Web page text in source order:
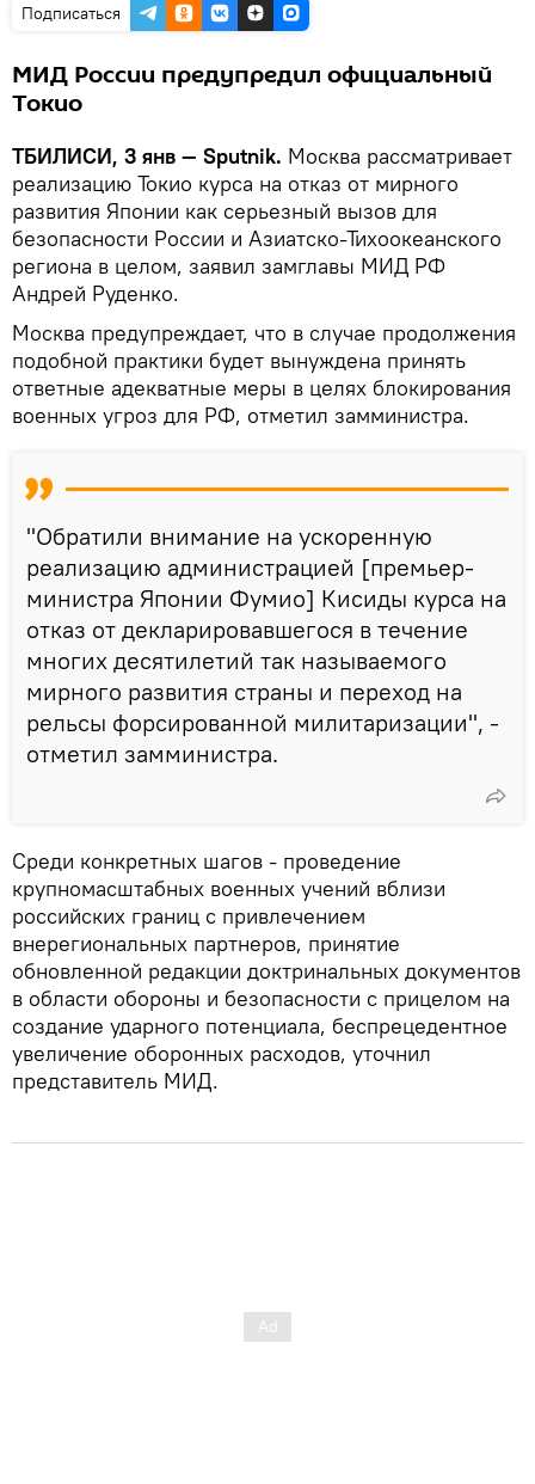
Подписаться
МИД России предупредил официальный
Токио
ТБИЛИСИ, 3 янв — Sputnik. Москва рассматривает
реализацию Токио курса на отказ от мирного
развития Японии как серьезный вызов для
безопасности России и Азиатско-Тихоокеанского
региона в целом, заявил замглавы МИД РФ
Андрей Руденко.
Москва предупреждает, что в случае продолжения
подобной практики будет вынуждена принять
ответные адекватные меры в целях блокирования
военных угроз для РФ, отметил замминистра.
"Обратили внимание на ускоренную
реализацию администрацией [премьер-
министра Японии Фумио] Кисиды курса на
отказ от декларировавшегося в течение
многих десятилетий так называемого
мирного развития страны и переход на
рельсы форсированной милитаризации", -
отметил замминистра.
Среди конкретных шагов - проведение
крупномасштабных военных учений вблизи
российских границ с привлечением
внерегиональных партнеров, принятие
обновленной редакции доктринальных документов
в области обороны и безопасности с прицелом на
создание ударного потенциала, беспрецедентное
увеличение оборонных расходов, уточнил
представитель МИД.